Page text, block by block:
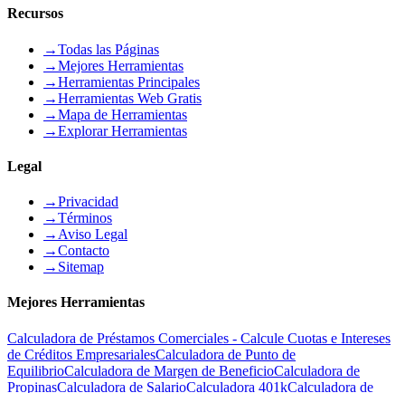
Recursos
→Todas las Páginas
→Mejores Herramientas
→Herramientas Principales
→Herramientas Web Gratis
→Mapa de Herramientas
→Explorar Herramientas
Legal
→Privacidad
→Términos
→ Aviso Legal
→Contacto
→ Sitemap
Mejores Herramientas
Calculadora de Préstamos Comerciales - Calcule Cuotas e Intereses
de Créditos EmpresarialesCalculadora de Punto de
EquilibrioCalculadora de Margen de BeneficioCalculadora de
PropinasCalculadora de SalarioCalculadora 401kCalculadora de